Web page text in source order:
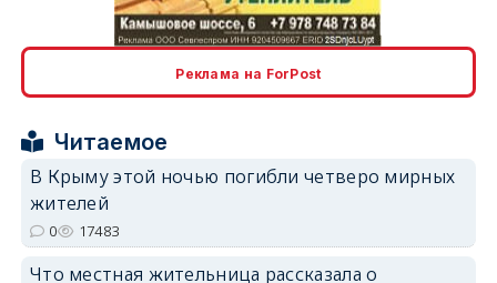
erid: 2SDnjcLUypt
erid: 2SDnjcrDNw6
Реклама на ForPost
Читаемое
В Крыму этой ночью погибли четверо мирных
жителей
0 17483
Что местная жительница рассказала о